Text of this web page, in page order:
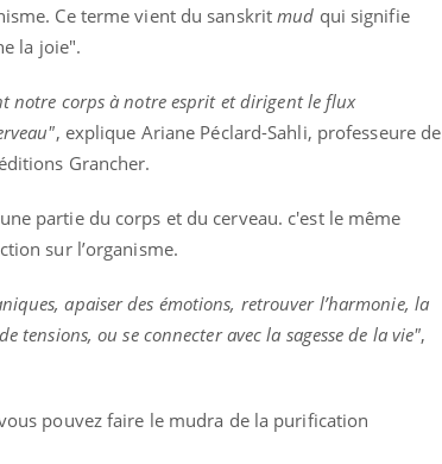
Ce terme vient du sanskritmud qui signifie
la joie".
notre corps à notre esprit et dirigent le flux
, explique Ariane Péclard-Sahli, professeure de
Grancher.
partie du corps et du cerveau. c'est le même
sur l’organisme.
apaiser des émotions, retrouver l’harmonie, la
tensions, ou se connecter avec la sagesse de la vie",
pouvez faire le mudra de la purification